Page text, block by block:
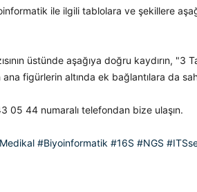
ile ilgili tablolara ve şekillere
üstünde aşağıya doğru kaydırın, "3
figürlerin altında ek bağlantılara da
05 44 numaralı telefondan bize ulaşın.
#Biyoinformatik #16S #NGS